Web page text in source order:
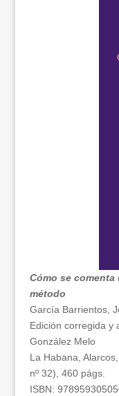
Cómo se
método
García Barrientos,
Edición corregida y
González Melo
La Habana,
nº 32), 460 págs.
ISBN: